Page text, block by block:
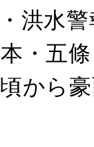
洪水
・五
から